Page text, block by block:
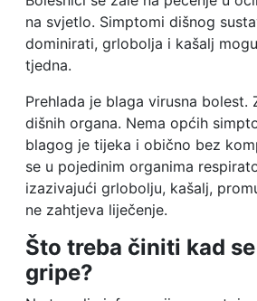
na svjetlo. Simptomi dišnog
dominirati, grlobolja i kašalj
tjedna.
Prehlada je blaga virusna bolest.
dišnih organa. Nema općih
blagog je tijeka i obično bez
se u pojedinim organima
izazivajući grlobolju, kašalj,
ne zahtjeva liječenje.
Što treba činiti kad
gripe?